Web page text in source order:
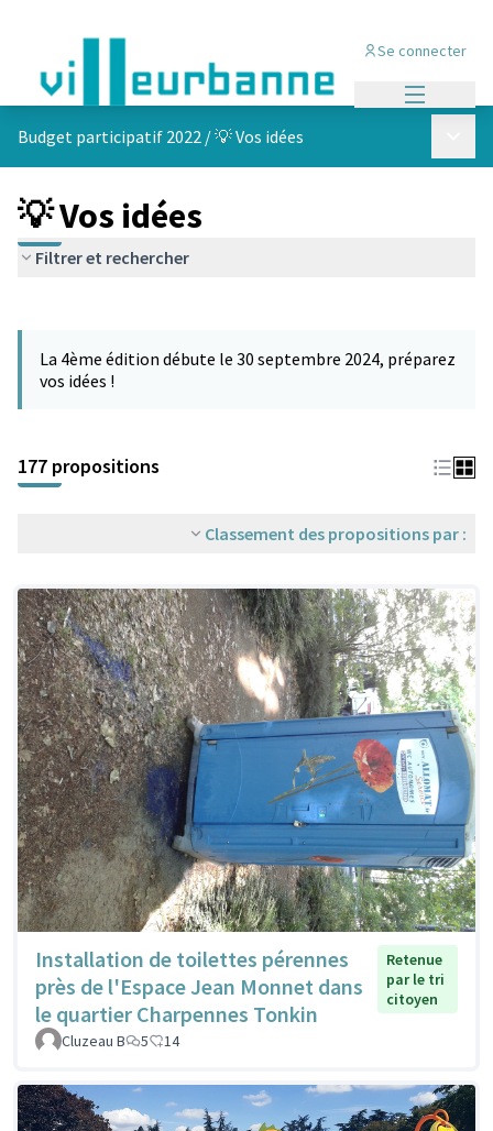
Se connecter
Budget participatif 2022 /💡 Vos idées
💡 Vos idées
Filtrer et rechercher
−
La 4ème édition débute le 30 septembre 2024, préparez
vos idées !
177 propositions
Classement des propositions par :
Installation de toilettes pérennes
près de l'Espace Jean Monnet dans
le quartier Charpennes Tonkin
Retenue
par le tri
citoyen
Cluzeau B 5 14